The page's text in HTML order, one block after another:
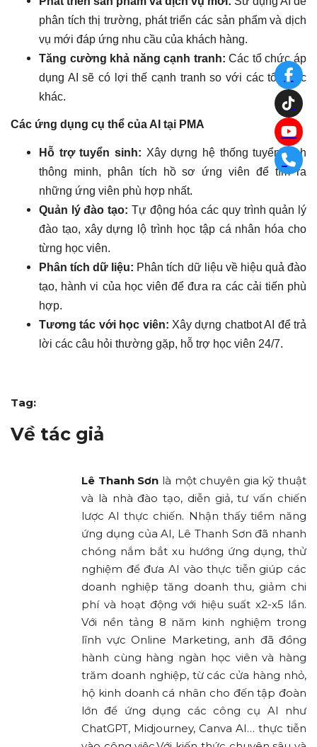
phân tích thị trường, phát triển các sản phẩm và dịch
vụ mới đáp ứng nhu cầu của khách hàng.
Tăng cường khả năng cạnh tranh: Các tổ chức áp
dụng AI sẽ có lợi thế cạnh tranh so với các tổ chức
khác.
Các ứng dụng cụ thể của AI tại PMA
Hỗ trợ tuyển sinh: Xây dựng hệ thống tuyển sinh
thông minh, phân tích hồ sơ ứng viên để tìm ra
những ứng viên phù hợp nhất.
Quản lý đào tạo: Tự động hóa các quy trình quản lý
đào tạo, xây dựng lộ trình học tập cá nhân hóa cho
từng học viên.
Phân tích dữ liệu: Phân tích dữ liệu về hiệu quả đào
tạo, hành vi của học viên để đưa ra các cải tiến phù
hợp.
Tương tác với học viên: Xây dựng chatbot AI để trả
lời các câu hỏi thường gặp, hỗ trợ học viên 24/7.
Tag:
Về tác giả
Lê Thanh Sơn là một chuyên gia kỹ thuật
và là nhà đào tạo, diễn giả, tư vấn chiến
lược AI thực chiến. Nhận thấy tiềm năng
ứng dụng của AI, Lê Thanh Sơn đã nhanh
chóng nắm bắt xu hướng ứng dụng, thử
nghiệm để đưa AI vào thực tiễn giúp các
doanh nghiệp tăng doanh thu, giảm chi
phí và hoạt động với hiệu suất x2-x5 lần.
Với nền tảng 8 năm kinh nghiệm trong
lĩnh vực Online Marketing, anh đã đồng
hành cùng hàng ngàn học viên và hàng
trăm doanh nghiệp, từ các cửa hàng nhỏ,
hộ kinh doanh cá nhân cho đến tập đoàn
lớn để ứng dụng các công cụ AI như
ChatGPT, Midjourney, Canva AI… thực tiễn